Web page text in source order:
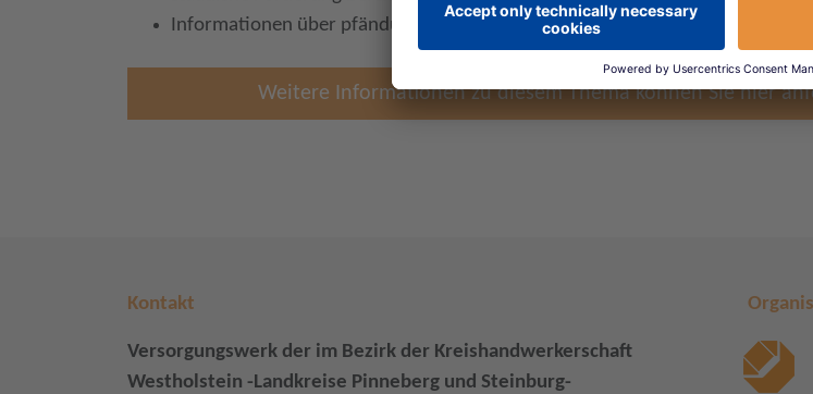
Informationen über pfändungs- und insolvenzgeschützte
Weitere Informationen zu diesem Thema können Sie hier
Kontakt
Versorgungswerk der im Bezirk der Kreishandwerkerschaft
Westholstein -Landkreise Pinneberg und Steinburg-